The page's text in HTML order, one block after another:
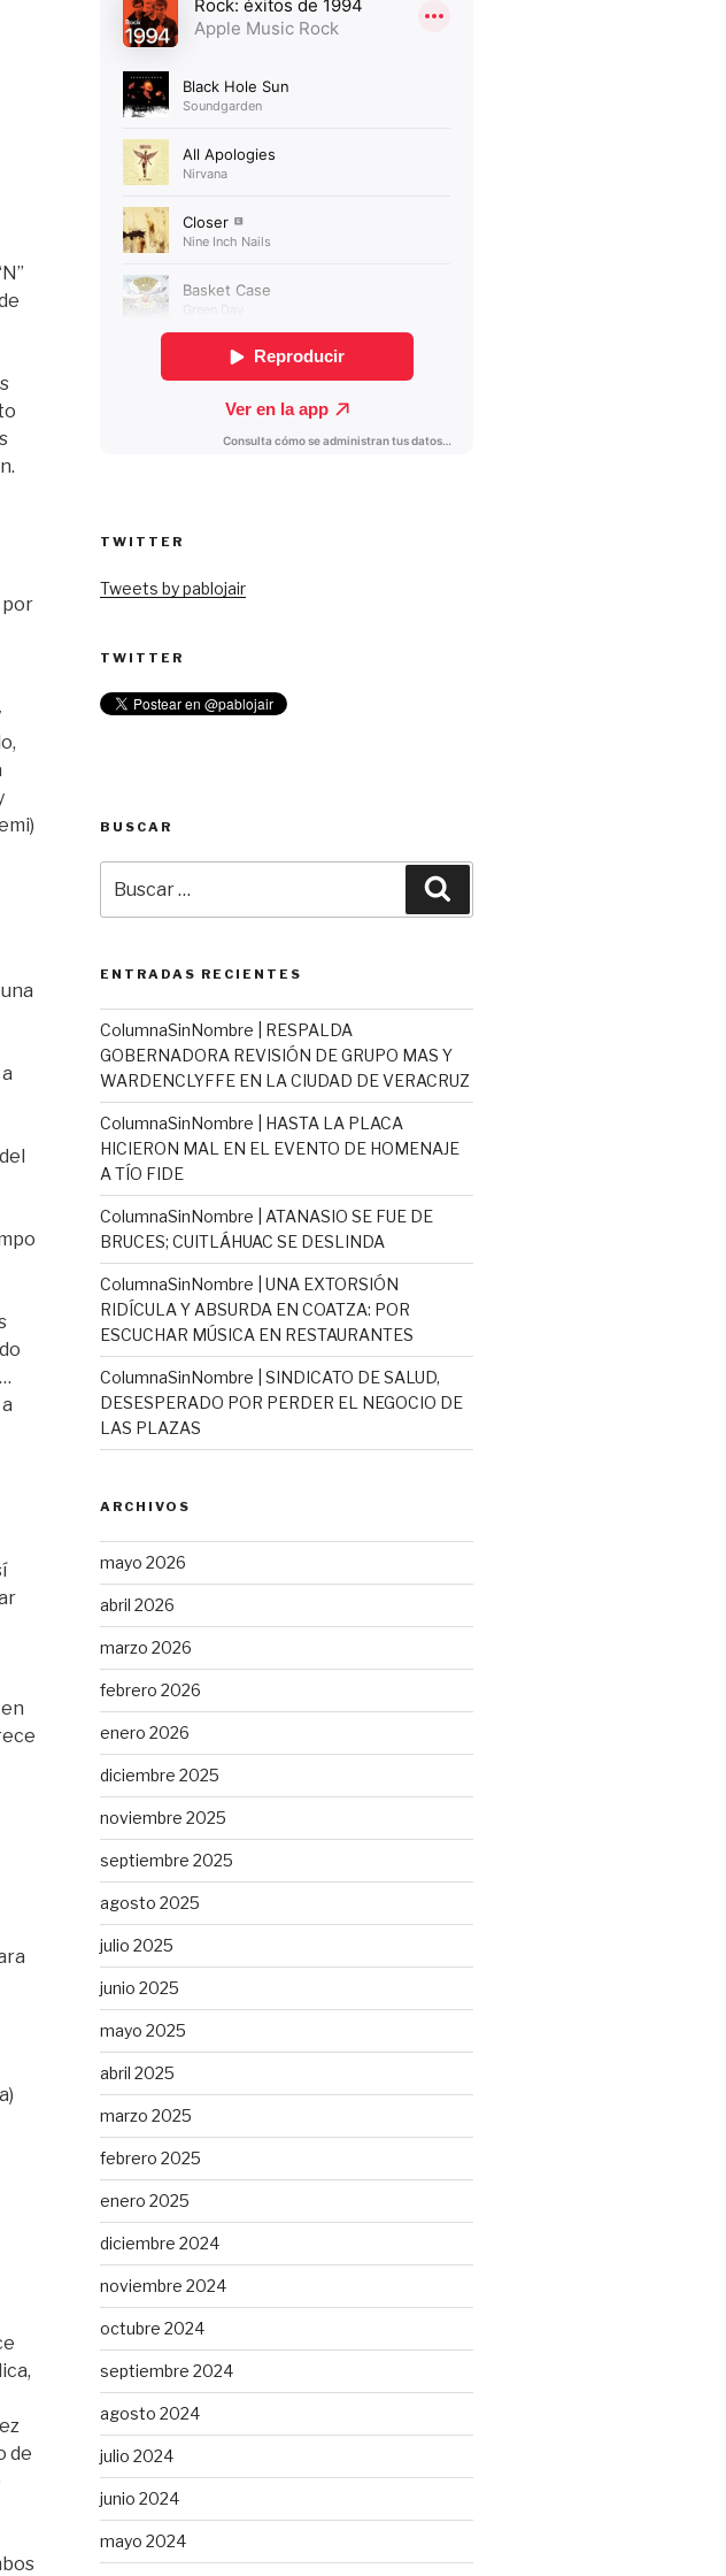
por
de
TWITTER
Tweets by pablojair
TWITTER
BUSCAR
por:
ENTRADAS RECIENTES
ColumnaSinNombre | RESPALDA
GOBERNADORA REVISIÓN DE GRUPO MAS Y
WARDENCLYFFE EN LA CIUDAD DE VERACRUZ
ColumnaSinNombre | HASTA LA PLACA
HICIERON MAL EN EL EVENTO DE HOMENAJE
A TÍO FIDE
ColumnaSinNombre | ATANASIO SE FUE DE
BRUCES; CUITLÁHUAC SE DESLINDA
ColumnaSinNombre | UNA EXTORSIÓN
RIDÍCULA Y ABSURDA EN COATZA: POR
ESCUCHAR MÚSICA EN RESTAURANTES
ColumnaSinNombre | SINDICATO DE SALUD,
DESESPERADO POR PERDER EL NEGOCIO DE
LAS PLAZAS
ARCHIVOS
mayo 2026
abril 2026
marzo 2026
febrero 2026
enero 2026
diciembre 2025
noviembre 2025
septiembre 2025
agosto 2025
julio 2025
junio 2025
mayo 2025
abril 2025
marzo 2025
febrero 2025
enero 2025
diciembre 2024
noviembre 2024
octubre 2024
septiembre 2024
agosto 2024
julio 2024
junio 2024
mayo 2024